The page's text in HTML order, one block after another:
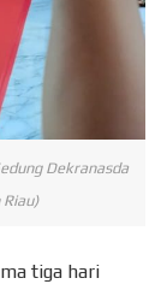
Dekranasda
tiga hari